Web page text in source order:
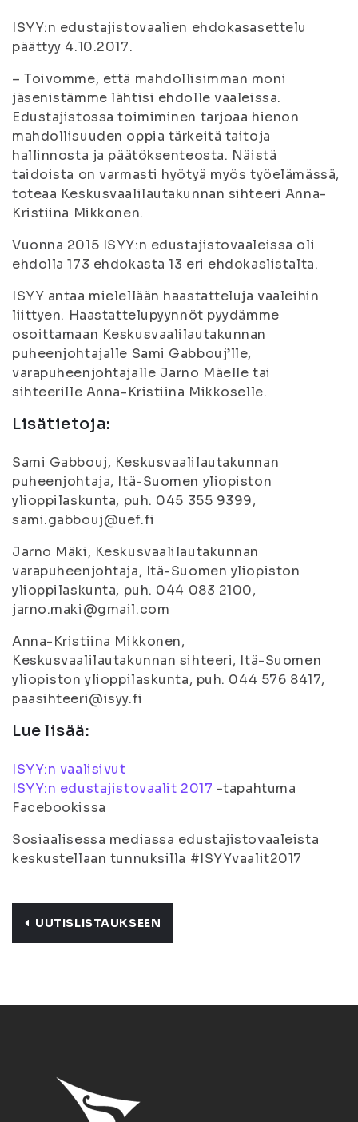
ISYY:n edustajistovaalien ehdokasasettelu
päättyy 4.10.2017.
– Toivomme, että mahdollisimman moni
jäsenistämme lähtisi ehdolle vaaleissa.
Edustajistossa toimiminen tarjoaa hienon
mahdollisuuden oppia tärkeitä taitoja
hallinnosta ja päätöksenteosta. Näistä
taidoista on varmasti hyötyä myös työelämässä,
toteaa Keskusvaalilautakunnan sihteeri Anna-
Kristiina Mikkonen.
Vuonna 2015 ISYY:n edustajistovaaleissa oli
ehdolla 173 ehdokasta 13 eri ehdokaslistalta.
ISYY antaa mielellään haastatteluja vaaleihin
liittyen. Haastattelupyynnöt pyydämme
osoittamaan Keskusvaalilautakunnan
puheenjohtajalle Sami Gabbouj’lle,
varapuheenjohtajalle Jarno Mäelle tai
sihteerille Anna-Kristiina Mikkoselle.
Lisätietoja:
Sami Gabbouj, Keskusvaalilautakunnan
puheenjohtaja, Itä-Suomen yliopiston
ylioppilaskunta, puh. 045 355 9399,
sami.gabbouj@uef.fi
Jarno Mäki, Keskusvaalilautakunnan
varapuheenjohtaja, Itä-Suomen yliopiston
ylioppilaskunta, puh. 044 083 2100,
jarno.maki@gmail.com
Anna-Kristiina Mikkonen,
Keskusvaalilautakunnan sihteeri, Itä-Suomen
yliopiston ylioppilaskunta, puh. 044 576 8417,
paasihteeri@isyy.fi
Lue lisää:
ISYY:n vaalisivut
ISYY:n edustajistovaalit 2017 -tapahtuma
Facebookissa
Sosiaalisessa mediassa edustajistovaaleista
keskustellaan tunnuksilla #ISYYvaalit2017
UUTISLISTAUKSEEN